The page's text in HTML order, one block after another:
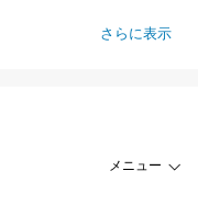
さらに表示
メニュー